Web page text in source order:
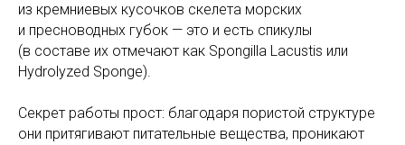
из кремниевых кусочков скелета морских
и пресноводных губок — это и есть спикулы
(в составе их отмечают как Spongilla Lacustis или
Hydrolyzed Sponge).
Секрет работы прост: благодаря пористой структуре
они притягивают питательные вещества, проникают